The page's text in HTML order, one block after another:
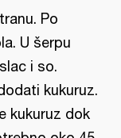
Po
U šerpu
i so.
kukuruz.
kukuruz dok